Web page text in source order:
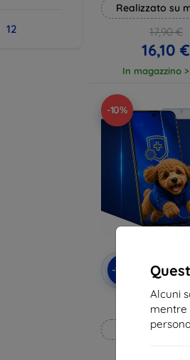
Alcuni
mentre
12
Realizzato su
17,90 €
16,10 €
In magazzino
-10%
-10%
Codice
sconto
3mk
pellicola
Realizzato su